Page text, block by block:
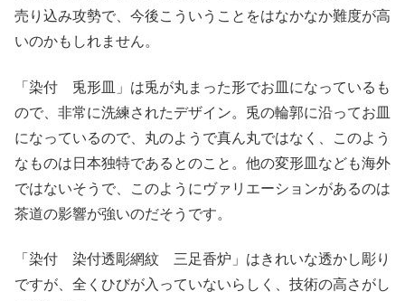
売り込み攻勢で、今後こういうことをはなかなか難度が高
いのかもしれません。
「染付 兎形皿」は兎が丸まった形でお皿になっているも
ので、非常に洗練されたデザイン。兎の輪郭に沿ってお皿
になっているので、丸のようで真ん丸ではなく、このよう
なものは日本独特であるとのこと。他の変形皿なども海外
ではないそうで、このようにヴァリエーションがあるのは
茶道の影響が強いのだそうです。
「染付 染付透彫網紋 三足香炉」はきれいな透かし彫り
ですが、全くひびが入っていないらしく、技術の高さがし